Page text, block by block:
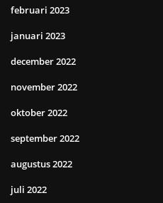
februari 2023
januari 2023
december 2022
november 2022
oktober 2022
september 2022
augustus 2022
juli 2022